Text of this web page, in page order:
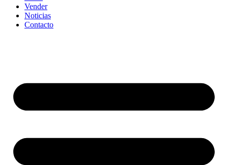
Vender
Noticias
Contacto